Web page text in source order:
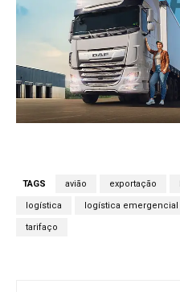
TAGS avião exportação
logística logística emergencial
tarifaço